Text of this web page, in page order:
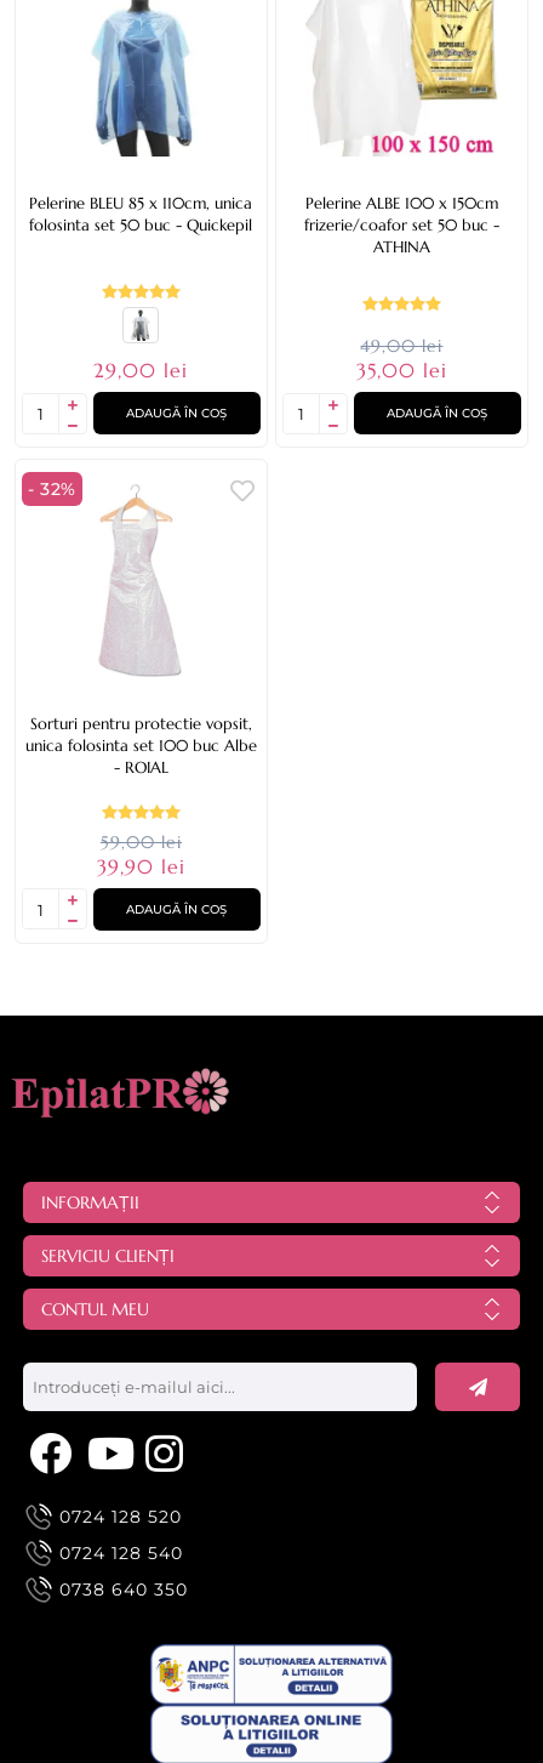
Pelerine BLEU 85 x 110cm, unica
folosinta set 50 buc - Quickepil
29,00 lei
ADAUGĂ ÎN COȘ
Pelerine ALBE 100 x 150cm
frizerie/coafor set 50 buc -
ATHINA
49,00 lei
35,00 lei
ADAUGĂ ÎN COȘ
- 32%
Sorturi pentru protectie vopsit,
unica folosinta set 100 buc Albe
- ROIAL
59,00 lei
39,90 lei
ADAUGĂ ÎN COȘ
INFORMAȚII
SERVICIU CLIENȚI
CONTUL MEU
0724 128 520
0724 128 540
0738 640 350